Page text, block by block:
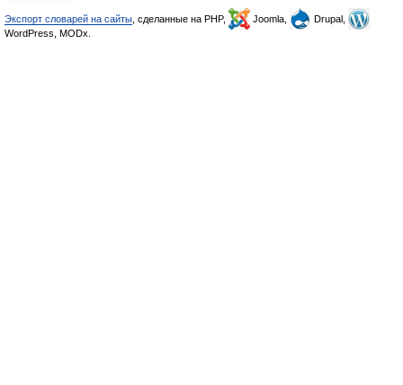
Экспорт словарей на сайты , сделанные на PHP, Joomla,
Drupal,
WordPress, MODx.